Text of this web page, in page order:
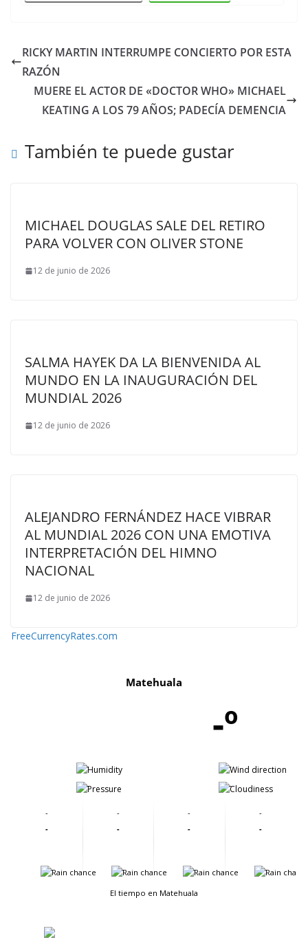
RICKY MARTIN INTERRUMPE CONCIERTO POR ESTA
RAZÓN
MUERE EL ACTOR DE «DOCTOR WHO» MICHAEL
KEATING A LOS 79 AÑOS; PADECÍA DEMENCIA
También te puede gustar
MICHAEL DOUGLAS SALE DEL RETIRO
PARA VOLVER CON OLIVER STONE
12 de junio de 2026
SALMA HAYEK DA LA BIENVENIDA AL
MUNDO EN LA INAUGURACIÓN DEL
MUNDIAL 2026
12 de junio de 2026
ALEJANDRO FERNÁNDEZ HACE VIBRAR
AL MUNDIAL 2026 CON UNA EMOTIVA
INTERPRETACIÓN DEL HIMNO
NACIONAL
12 de junio de 2026
FreeCurrencyRates.com
Matehuala
-º
-
-
-
-
-
-
-
-
-
-
-
-
-
-
-
-
El tiempo en Matehuala